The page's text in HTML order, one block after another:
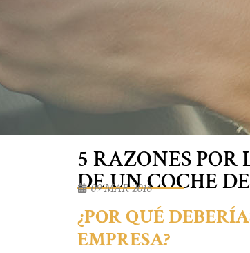
Blog5 RAZONES POR
DE UN COCHE
09 MAR 2016
¿POR QUÉ
EMPRESA?